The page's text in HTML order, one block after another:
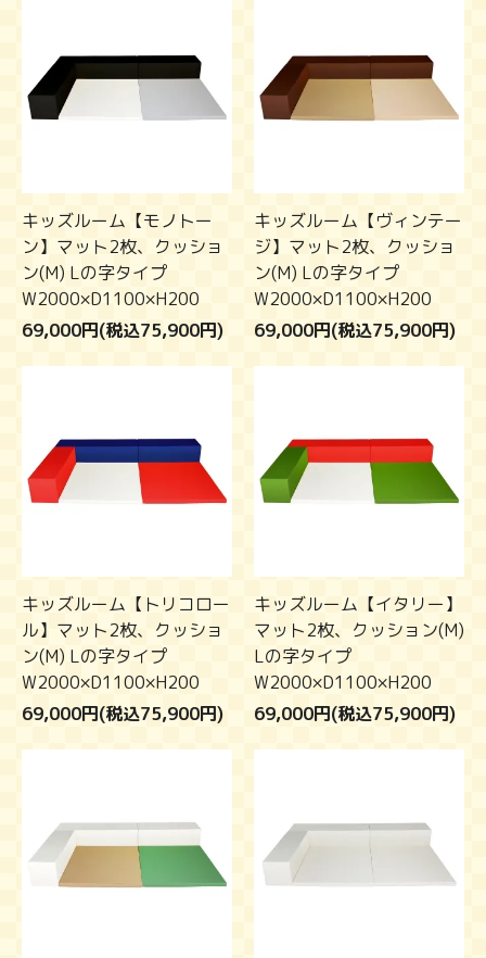
キッズルーム【モノトー
ン】マット2枚、クッショ
ン(M) Lの字タイプ
W2000×D1100×H200
69,000円(税込75,900円)
キッズルーム【ヴィンテー
ジ】マット2枚、クッショ
ン(M) Lの字タイプ
W2000×D1100×H200
69,000円(税込75,900円)
キッズルーム【トリコロー
ル】マット2枚、クッショ
ン(M) Lの字タイプ
W2000×D1100×H200
69,000円(税込75,900円)
キッズルーム【イタリー】
マット2枚、クッション(M)
Lの字タイプ
W2000×D1100×H200
69,000円(税込75,900円)